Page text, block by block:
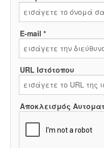
E-mail *
URL Ιστότοπου
Αποκλεισμός